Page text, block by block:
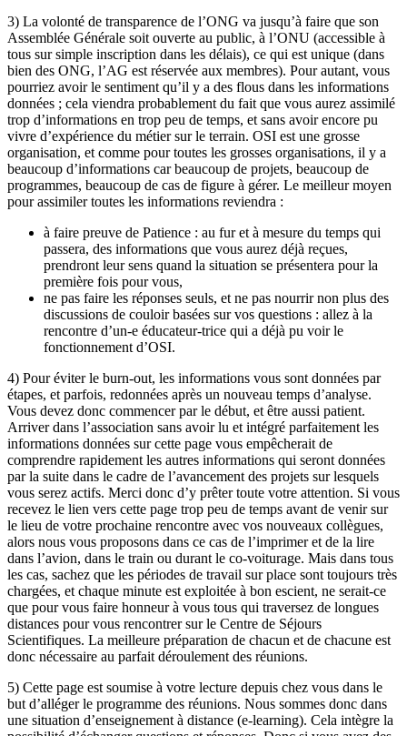
3) La volonté de transparence de l’ONG va jusqu’à faire que son
Assemblée Générale soit ouverte au public, à l’ONU (accessible à
tous sur simple inscription dans les délais), ce qui est unique (dans
bien des ONG, l’AG est réservée aux membres). Pour autant, vous
pourriez avoir le sentiment qu’il y a des flous dans les informations
données ; cela viendra probablement du fait que vous aurez assimilé
trop d’informations en trop peu de temps, et sans avoir encore pu
vivre d’expérience du métier sur le terrain. OSI est une grosse
organisation, et comme pour toutes les grosses organisations, il y a
beaucoup d’informations car beaucoup de projets, beaucoup de
programmes, beaucoup de cas de figure à gérer. Le meilleur moyen
pour assimiler toutes les informations reviendra :
à faire preuve de Patience : au fur et à mesure du temps qui
passera, des informations que vous aurez déjà reçues,
prendront leur sens quand la situation se présentera pour la
première fois pour vous,
ne pas faire les réponses seuls, et ne pas nourrir non plus des
discussions de couloir basées sur vos questions : allez à la
rencontre d’un-e éducateur-trice qui a déjà pu voir le
fonctionnement d’OSI.
4) Pour éviter le burn-out, les informations vous sont données par
étapes, et parfois, redonnées après un nouveau temps d’analyse.
Vous devez donc commencer par le début, et être aussi patient.
Arriver dans l’association sans avoir lu et intégré parfaitement les
informations données sur cette page vous empêcherait de
comprendre rapidement les autres informations qui seront données
par la suite dans le cadre de l’avancement des projets sur lesquels
vous serez actifs. Merci donc d’y prêter toute votre attention. Si vous
recevez le lien vers cette page trop peu de temps avant de venir sur
le lieu de votre prochaine rencontre avec vos nouveaux collègues,
alors nous vous proposons dans ce cas de l’imprimer et de la lire
dans l’avion, dans le train ou durant le co-voiturage. Mais dans tous
les cas, sachez que les périodes de travail sur place sont toujours très
chargées, et chaque minute est exploitée à bon escient, ne serait-ce
que pour vous faire honneur à vous tous qui traversez de longues
distances pour vous rencontrer sur le Centre de Séjours
Scientifiques. La meilleure préparation de chacun et de chacune est
donc nécessaire au parfait déroulement des réunions.
5) Cette page est soumise à votre lecture depuis chez vous dans le
but d’alléger le programme des réunions. Nous sommes donc dans
une situation d’enseignement à distance (e-learning). Cela intègre la